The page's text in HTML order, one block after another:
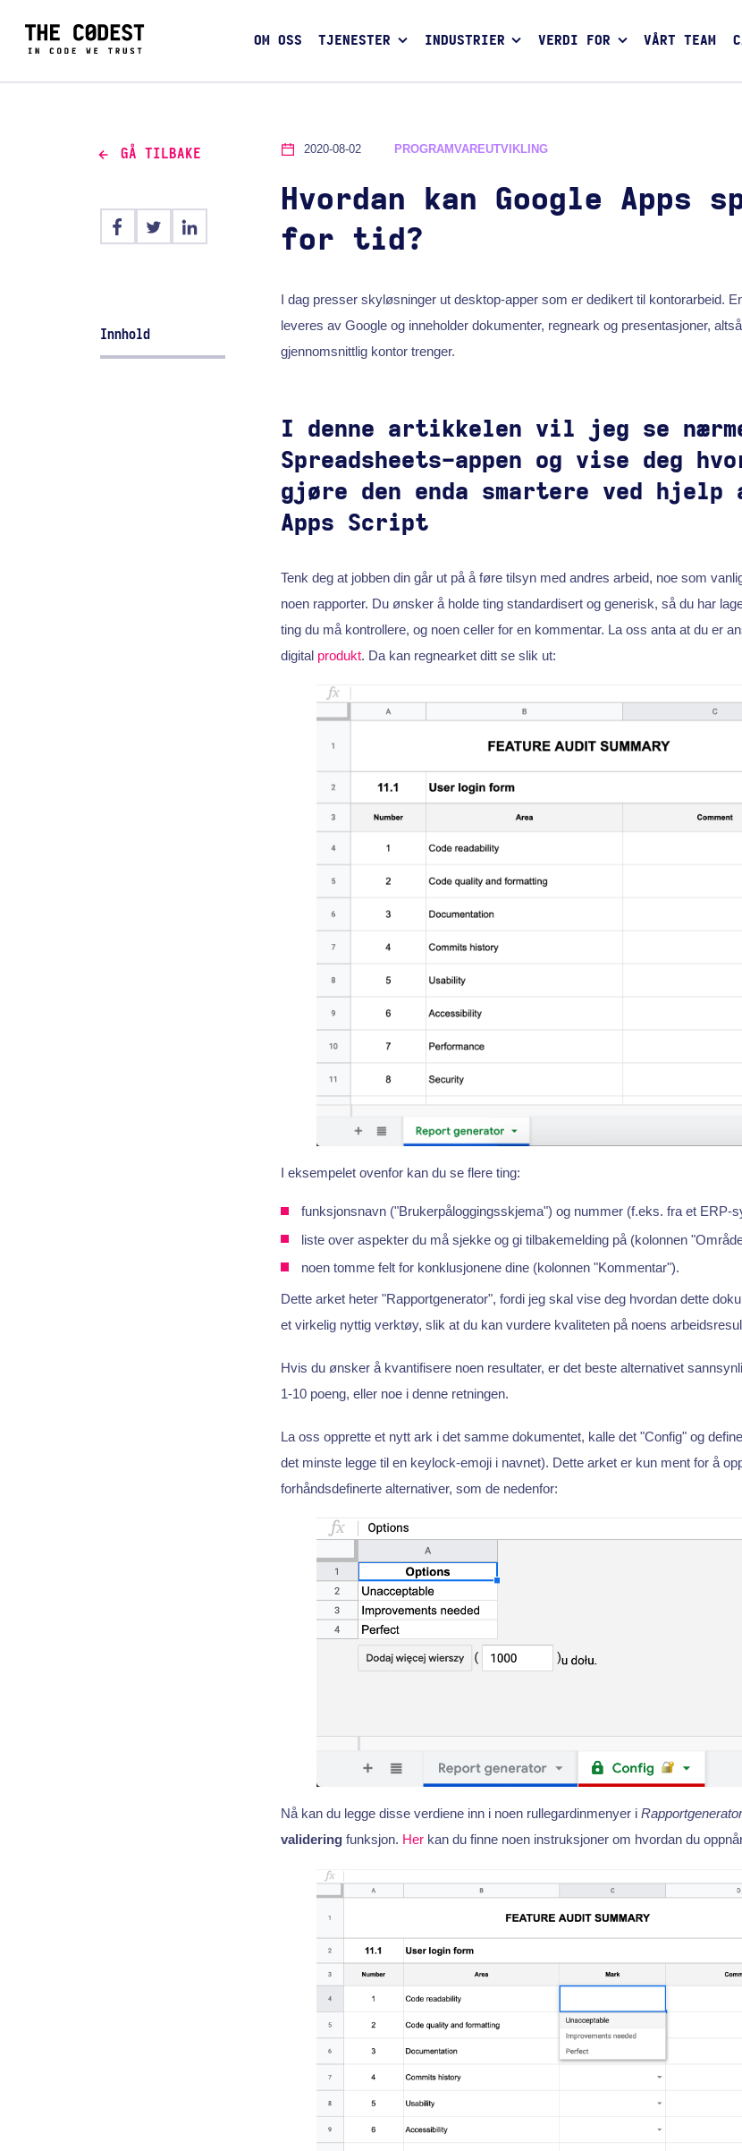
OM OSS TJENESTER INDUSTRIER VERDI FOR VÅRT TEAM
GÅ TILBAKE
Innhold
2020-08-02 PROGRAMVAREUTVIKLING
Hvordan kan Google Apps
for tid?
I dag presser skyløsninger ut desktop-apper som er dedikert til kontorarbeid.
leveres av Google og inneholder dokumenter, regneark og presentasjoner,
gjennomsnittlig kontor trenger.
I denne artikkelen vil jeg se
Spreadsheets-appen og vise deg
gjøre den enda smartere ved hjelp
Apps Script
Tenk deg at jobben din går ut på å føre tilsyn med andres arbeid, noe som
noen rapporter. Du ønsker å holde ting standardisert og generisk, så du har
ting du må kontrollere, og noen celler for en kommentar. La oss anta at du er
digital produkt. Da kan regnearket ditt se slik ut:
I eksempelet ovenfor kan du se flere ting:
funksjonsnavn ("Brukerpåloggingsskjema") og nummer (f.eks. fra et ERP-
liste over aspekter du må sjekke og gi tilbakemelding på (kolonnen
noen tomme felt for konklusjonene dine (kolonnen "Kommentar").
Dette arket heter "Rapportgenerator", fordi jeg skal vise deg hvordan dette
et virkelig nyttig verktøy, slik at du kan vurdere kvaliteten på noens
Hvis du ønsker å kvantifisere noen resultater, er det beste alternativet
1-10 poeng, eller noe i denne retningen.
La oss opprette et nytt ark i det samme dokumentet, kalle det "Config" og
det minste legge til en keylock-emoji i navnet). Dette arket er kun ment for å
forhåndsdefinerte alternativer, som de nedenfor:
Nå kan du legge disse verdiene inn i noen rullegardinmenyer i Rapportgenerator
valideringfunksjon. Herkan du finne noen instruksjoner om hvordan du